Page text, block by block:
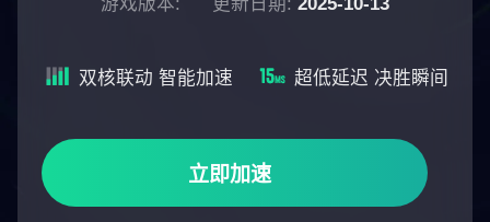
立即加速
双核联动 智能加速 超低延迟 决胜瞬间